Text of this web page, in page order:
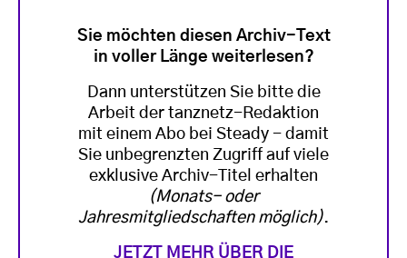
Sie möchten diesen Archiv-Text
in voller Länge weiterlesen?
Dann unterstützen Sie bitte die
Arbeit der tanznetz-Redaktion
mit einem Abo bei Steady - damit
Sie unbegrenzten Zugriff auf viele
exklusive Archiv-Titel erhalten
(Monats- oder
Jahresmitgliedschaften möglich).
JETZT MEHR ÜBER DIE